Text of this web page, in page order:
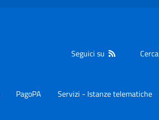
Seguici su Cerca
PagoPA
Servizi - Istanze telematiche